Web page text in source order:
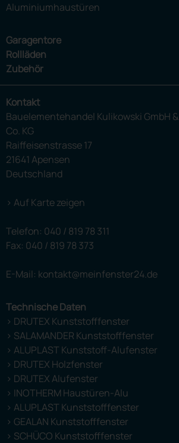
Aluminiumhaustüren
Garagentore
Rollläden
Zubehör
Kontakt
Bauelementehandel Kulikowski GmbH &
Co. KG
Raiffeisenstrasse 17
21641 Apensen
Deutschland
> Auf Karte zeigen
Telefon: 040 / 819 78 311
Fax: 040 / 819 78 373
E-Mail: kontakt@meinfenster24.de
Technische Daten
> DRUTEX Kunststofffenster
> SALAMANDER Kunststofffenster
> ALUPLAST Kunststoff-Alufenster
> DRUTEX Holzfenster
> DRUTEX Alufenster
> INOTHERM Haustüren-Alu
> ALUPLAST Kunststofffenster
> GEALAN Kunststofffenster
> SCHÜCO Kunststofffenster